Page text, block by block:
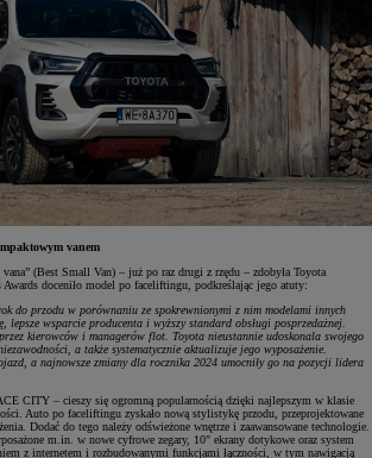
vanem
vana” (Best Small Van) – już po raz drugi z rzędu – zdobyła Toyota
doceniło model po faceliftingu, podkreślając jego atuty:
do przodu w porównaniu ze spokrewnionymi z nim modelami innych
lepsze wsparcie producenta i wyższy standard obsługi posprzedażnej.
kierowców i managerów flot. Toyota nieustannie udoskonala swojego
a także systematycznie aktualizuje jego wyposażenie.
a najnowsze zmiany dla rocznika 2024 umocniły go na pozycji lidera
CITY – cieszy się ogromną popularnością dzięki najlepszym w klasie
Auto po faceliftingu zyskało nową stylistykę przodu, przeprojektowane
Dodać do tego należy odświeżone wnętrze i zaawansowane technologie.
m.in. w nowe cyfrowe zegary, 10" ekrany dotykowe oraz system
z internetem i rozbudowanymi funkcjami łączności, w tym nawigacją